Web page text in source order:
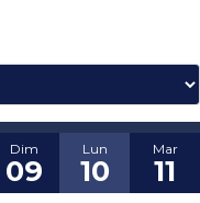
Dim
09
Lun
10
Mar
11